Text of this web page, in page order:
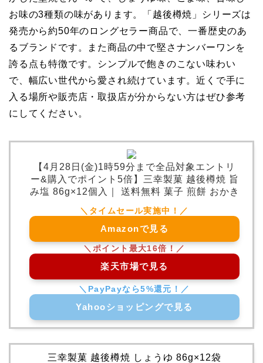
お味の3種類の味があります。「越後樽焼」シリーズは
発売から約50年のロングセラー商品で、一番歴史のあ
るブランドです。また商品の中で堅さナンバーワンを
誇る点も特徴です。シンプルで飽きのこない味わい
で、幅広い世代から愛され続けています。近くで手に
入る場所や販売店・取扱店が分からない方はぜひ参考
にしてください。
【4月28日(金)1時59分まで全品対象エントリ
ー&購入でポイント5倍】三幸製菓 越後樽焼 旨
み塩 86g×12個入｜ 送料無料 菓子 煎餅 おかき
Amazonで見る
楽天市場で見る
Yahooショッピングで見る
三幸製菓 越後樽焼 しょうゆ 86g×12袋